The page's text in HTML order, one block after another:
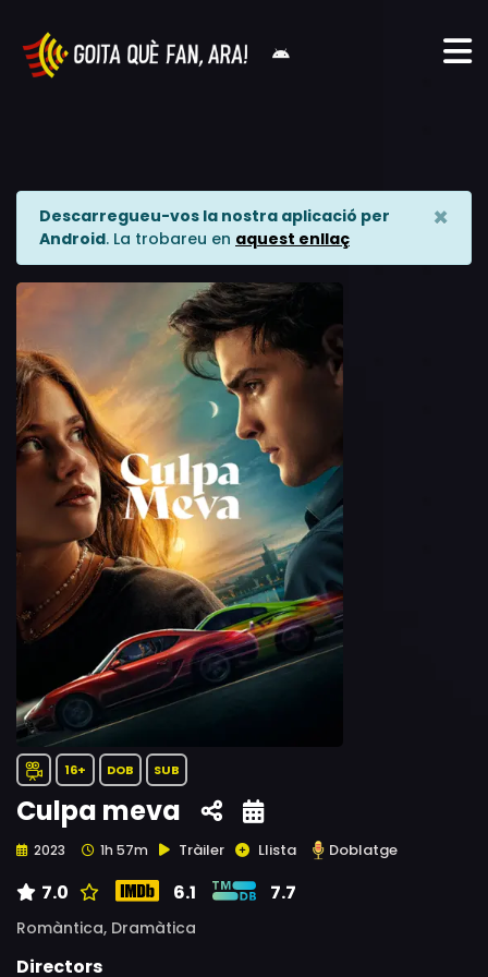
Descarregueu-vos la nostra aplicació per
Android. La trobareu en aquest enllaç
×
16+ DOB SUB
Culpa meva
2023 1h 57m Tràiler Llista Doblatge
7.0 6.1 7.7
Romàntica, Dramàtica
Directors